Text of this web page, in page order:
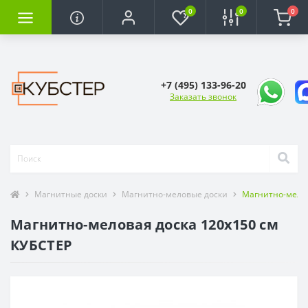
0 0 0
+7 (495) 133-96-20
Заказать звонок
Магнитные доски Магнитно-меловые доски Магнитно-
Магнитно-меловая доска 120x150 см
КУБСТЕР